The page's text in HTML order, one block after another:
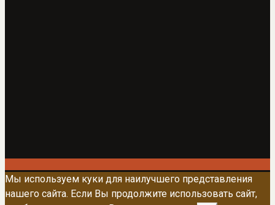
Мы используем куки для наилучшего представления
нашего сайта. Если Вы продолжите использовать сайт,